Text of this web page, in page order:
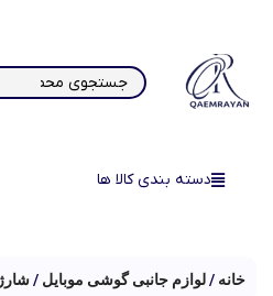
دسته بندی کالا ها
خانه لوازم جانبی گوشی موبایل